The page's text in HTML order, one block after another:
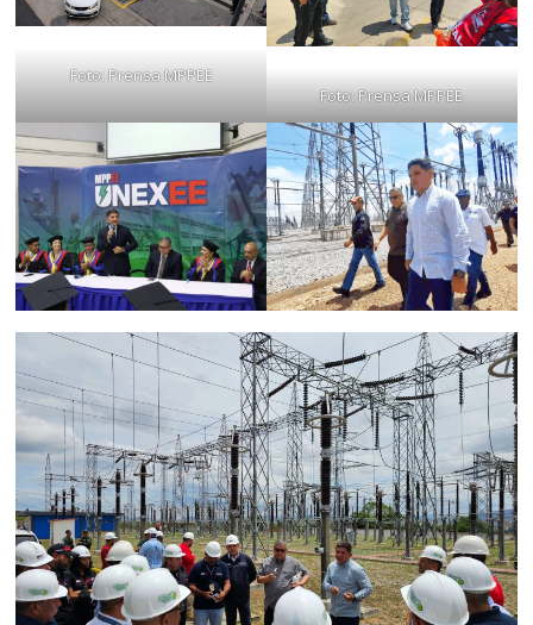
Foto: Prensa MPPEE
Foto: Prensa MPPEE